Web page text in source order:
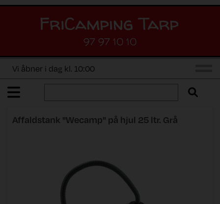
97 97 10 10
Vi åbner i dag kl. 10:00
Affaldstank "Wecamp" på hjul 25 ltr. Grå